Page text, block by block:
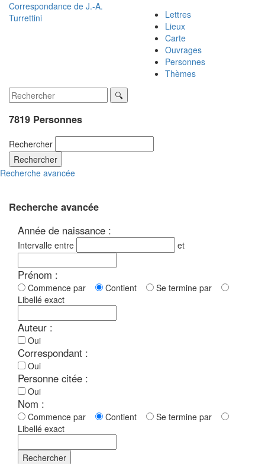
Correspondance de J.-A.
Turrettini
Lettres
Lieux
Carte
Ouvrages
Personnes
Thèmes
7819 Personnes
Rechercher
Rechercher
Recherche avancée
Recherche avancée
Année de naissance :
Intervalle entre et
Prénom :
Commence par Contient
Se termine par
Libellé exact
Auteur :
Oui
Correspondant :
Oui
Personne citée :
Oui
Nom :
Commence par Contient
Se termine par
Libellé exact
Rechercher